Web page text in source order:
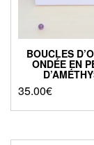
BOUCLES
ONDÉE EN
35.00€